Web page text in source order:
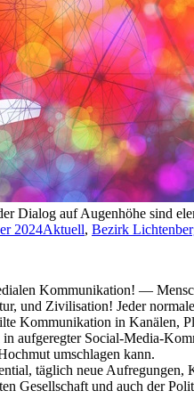
Dialog auf Augenhöhe sind
2024Aktuell, Bezirk
Kommunikation! —
und Zivilisation! Jeder
Kommunikation in Kanälen,
aufgeregter Social-Media-
umschlagen kann.
täglich neue
Gesellschaft und auch der